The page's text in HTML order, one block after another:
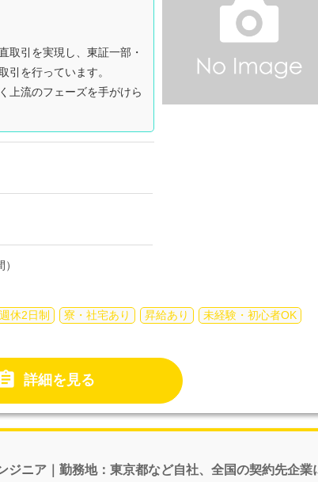
取引を実現し、東証一部・
引を行っています。
上流のフェーズを手がけら
休2日制 寮・社宅あり 昇給あり
未経験・初心者OK
詳細を見る
ジニア｜勤務地：東京都など自社、全国の契約先企業